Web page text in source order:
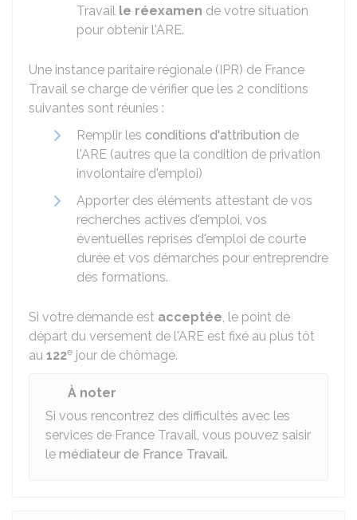
Travail le réexamen de votre situation
pour obtenir l'ARE.
Une instance paritaire régionale (IPR) de France
Travail se charge de vérifier que les 2 conditions
suivantes sont réunies :
Remplir les conditions d'attribution de
l'ARE (autres que la condition de privation
involontaire d'emploi)
Apporter des éléments attestant de vos
recherches actives d'emploi, vos
éventuelles reprises d'emploi de courte
durée et vos démarches pour entreprendre
des formations.
Si votre demande est acceptée, le point de
départ du versement de l'ARE est fixé au plus tôt
au 122e jour de chômage.
À noter
Si vous rencontrez des difficultés avec les
services de France Travail, vous pouvez saisir
le médiateur de France Travail.